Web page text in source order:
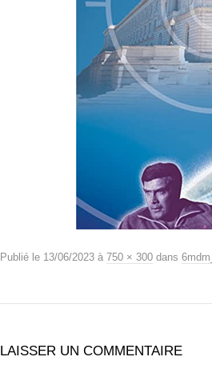
Publié le 13/06/2023 à 750 × 300 dans
LAISSER UN COMMENTAIRE